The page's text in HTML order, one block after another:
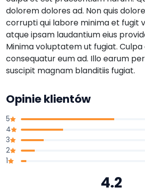
dolorem dolores ad. Non quis
corrupti qui labore minima et fugit
atque ipsam laudantium eius
Minima voluptatem ut fugiat.
consequatur eum ad. Illo earum
suscipit magnam blanditiis fugiat.
Opinie klientów
5
4
3
2
1
4.2